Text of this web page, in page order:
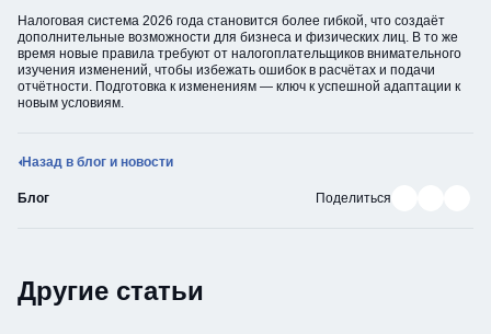
Налоговая система 2026 года становится более гибкой, что создаёт
дополнительные возможности для бизнеса и физических лиц. В то же
время новые правила требуют от налогоплательщиков внимательного
изучения изменений, чтобы избежать ошибок в расчётах и подачи
отчётности. Подготовка к изменениям — ключ к успешной адаптации к
новым условиям.
Назад в блог и новости
Блог Поделиться
Другие статьи